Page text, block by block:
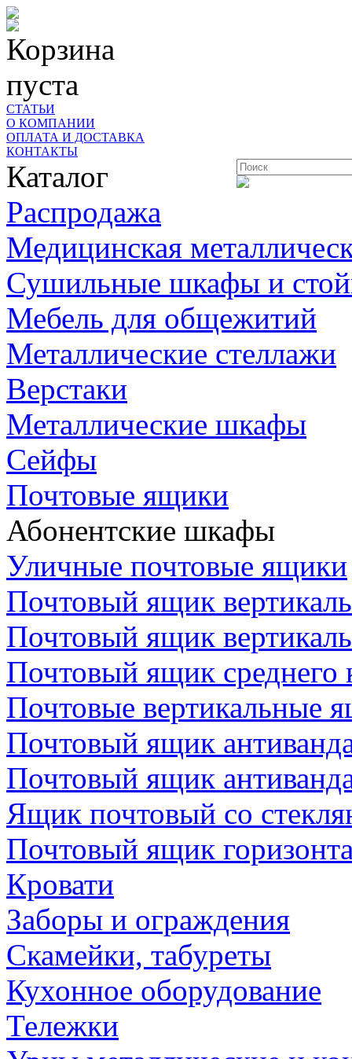
Корзина
пуста
СТАТЬИ
О КОМПАНИИ
ОПЛАТА И ДОСТАВКА
КОНТАКТЫ
Каталог
Распродажа
Медицинская
Сушильные шкафы и
Мебель для общежитий
Металлические стеллажи
Верстаки
Металлические шкафы
Сейфы
Почтовые ящики
Абонентские шкафы
Уличные почтовые ящики
Почтовый ящик
Почтовый ящик
Почтовый ящик среднего
Почтовые вертикальные
Почтовый ящик
Почтовый ящик
Ящик почтовый со
Почтовый ящик
Кровати
Заборы и ограждения
Скамейки, табуреты
Кухонное оборудование
Тележки